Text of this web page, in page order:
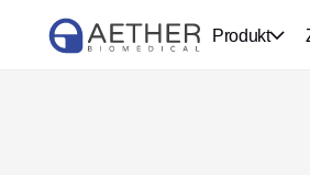
Produkt